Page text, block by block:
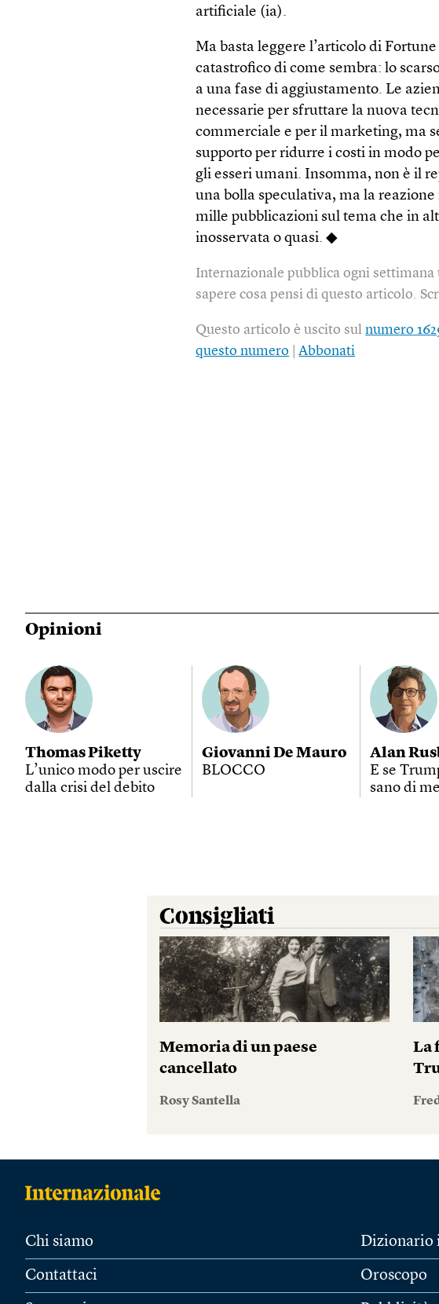
artificiale (ia).
Ma basta leggere l’articolo di
catastrofico di come sembra: lo
a una fase di aggiustamento. Le
necessarie per sfruttare la nuova
commerciale e per il marketing, ma
supporto per ridurre i costi in modo
gli esseri umani. Insomma, non è il
una bolla speculativa, ma la
mille pubblicazioni sul tema che in
inosservata o quasi. ◆
Internazionale pubblica ogni
sapere cosa pensi di questo articolo.
Questo articolo è uscito sulnumero
questo numero |Abbonati
Opinioni
Thomas Piketty
L’unico modo per uscire
dalla crisi del debito
Giovanni De Mauro
BLOCCO
Alan
E se
sano di
Consigliati
Memoria di un paese
cancellato
Rosy Santella
La
Chi siamo
Contattaci
Dizionario
Oroscopo